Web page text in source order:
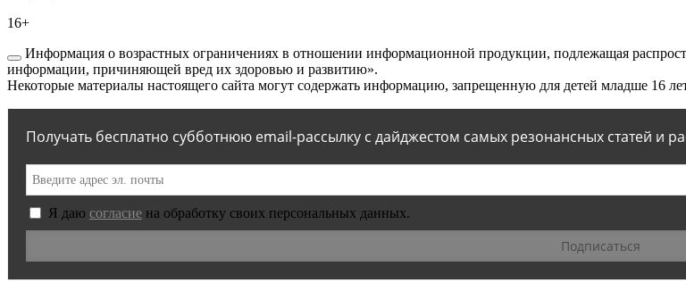
16+
Информация о возрастных ограничениях в отношении информационной продукции, подлежащая
информации, причиняющей вред их здоровью и развитию».
Некоторые материалы настоящего сайта могут содержать информацию, запрещенную для детей младше 16
Получать бесплатно субботнюю email-рассылку с дайджестом самых резонансных статей и
Я даю согласие на обработку своих персональных данных.